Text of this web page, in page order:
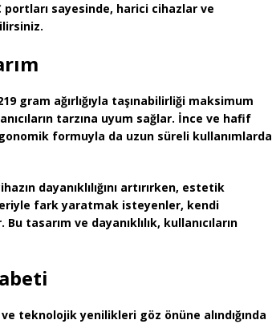
portları sayesinde, harici cihazlar ve
gram ağırlığıyla taşınabilirliği maksimum
tarzına uyum sağlar. İnce ve hafif
formuyla da uzun süreli kullanımlarda
dayanıklılığını artırırken, estetik
fark yaratmak isteyenler, kendi
tasarım ve dayanıklılık, kullanıcıların
teknolojik yenilikleri göz önüne alındığında